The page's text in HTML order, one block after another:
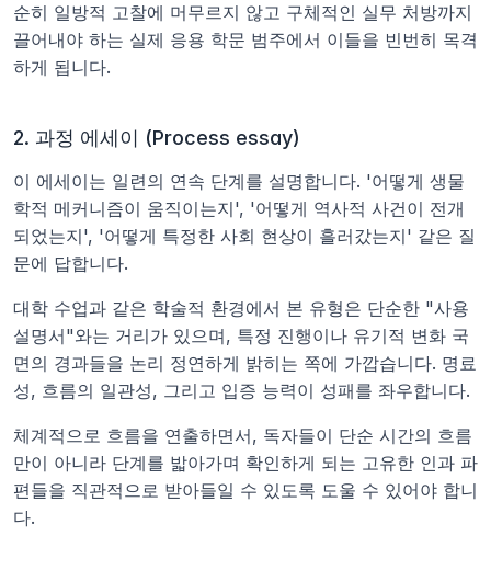
순히 일방적 고찰에 머무르지 않고 구체적인 실무 처방까지
끌어내야 하는 실제 응용 학문 범주에서 이들을 빈번히 목격
하게 됩니다.
2. 과정 에세이 (Process essay)
이 에세이는 일련의 연속 단계를 설명합니다. '어떻게 생물
학적 메커니즘이 움직이는지', '어떻게 역사적 사건이 전개
되었는지', '어떻게 특정한 사회 현상이 흘러갔는지' 같은 질
문에 답합니다.
대학 수업과 같은 학술적 환경에서 본 유형은 단순한 "사용
설명서"와는 거리가 있으며, 특정 진행이나 유기적 변화 국
면의 경과들을 논리 정연하게 밝히는 쪽에 가깝습니다. 명료
성, 흐름의 일관성, 그리고 입증 능력이 성패를 좌우합니다.
체계적으로 흐름을 연출하면서, 독자들이 단순 시간의 흐름
만이 아니라 단계를 밟아가며 확인하게 되는 고유한 인과 파
편들을 직관적으로 받아들일 수 있도록 도울 수 있어야 합니
다.